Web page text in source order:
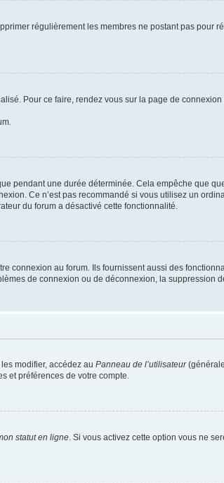
régulièrement les membres ne postant pas pour
Pour ce faire, rendez vous sur la page de
pendant une durée déterminée. Cela empêche que
Ce n’est pas recommandé si vous utilisez un
du forum a désactivé cette fonctionnalité.
connexion au forum. Ils fournissent aussi des
de connexion ou de déconnexion, la suppression
modifier, accédez au Panneau de l’utilisateur
et préférences de votre compte.
statut en ligne . Si vous activez cette option vous ne